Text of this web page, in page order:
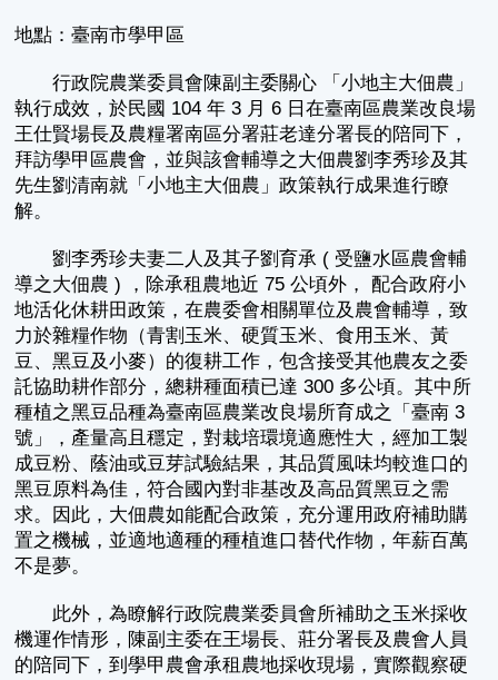
地點：臺南市學甲區
行政院農業委員會陳副主委關心 「小地主大佃農」
執行成效，於民國 104 年 3 月 6 日在臺南區農業改良場
王仕賢場長及農糧署南區分署莊老達分署長的陪同下，
拜訪學甲區農會，並與該會輔導之大佃農劉李秀珍及其
先生劉清南就「小地主大佃農」政策執行成果進行瞭
解。
劉李秀珍夫妻二人及其子劉育承 ( 受鹽水區農會輔
導之大佃農 ) ，除承租農地近 75 公頃外， 配合政府小
地活化休耕田政策，在農委會相關單位及農會輔導，致
力於雜糧作物（青割玉米、硬質玉米、食用玉米、黃
豆、黑豆及小麥）的復耕工作，包含接受其他農友之委
託協助耕作部分，總耕種面積已達 300 多公頃。其中所
種植之黑豆品種為臺南區農業改良場所育成之「臺南 3
號」，產量高且穩定，對栽培環境適應性大，經加工製
成豆粉、蔭油或豆芽試驗結果，其品質風味均較進口的
黑豆原料為佳，符合國內對非基改及高品質黑豆之需
求。因此，大佃農如能配合政策，充分運用政府補助購
置之機械，並適地適種的種植進口替代作物，年薪百萬
不是夢。
此外，為瞭解行政院農業委員會所補助之玉米採收
機運作情形，陳副主委在王場長、莊分署長及農會人員
的陪同下，到學甲農會承租農地採收現場，實際觀察硬